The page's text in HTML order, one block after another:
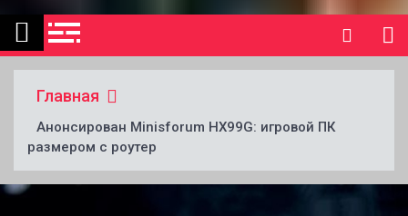
Главная
Анонсирован Minisforum HX99G: игровой ПК
размером с роутер